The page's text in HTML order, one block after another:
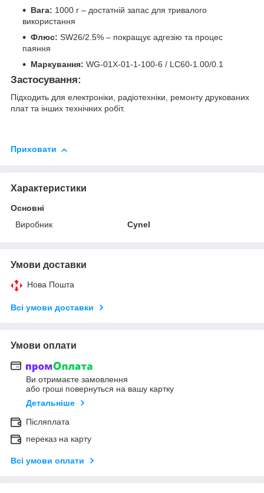
Вага: 1000 г – достатній запас для тривалого
використання
Флюс: SW26/2.5% – покращує адгезію та процес
паяння
Маркування: WG-01X-01-1-100-6 / LC60-1.00/0.1
Застосування:
Підходить для електроніки, радіотехніки, ремонту друкованих
плат та інших технічних робіт.
Приховати
Характеристики
Основні
Виробник
Cynel
Умови доставки
Нова Пошта
Всі умови доставки
Умови оплати
Ви отримаєте замовлення
або гроші повернуться на вашу картку
Детальніше
Післяплата
переказ на карту
Всі умови оплати